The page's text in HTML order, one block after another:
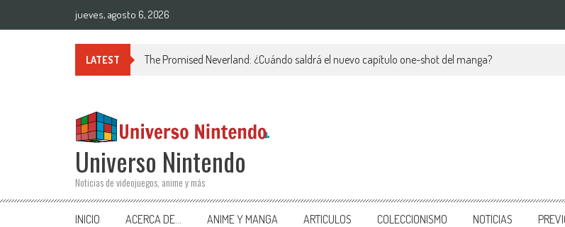
jueves, agosto 6, 2026
LATEST The Promised Neverland: ¿Cuándo saldrá el nuevo capítulo one-shot del manga?
Universo Nintendo
Noticias de videojuegos, anime y más
INICIO ACERCA DE… ANIME Y MANGA ARTICULOS COLECCIONISMO NOTICIAS